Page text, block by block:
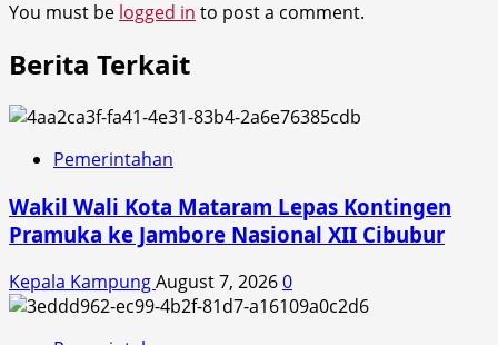
You must be logged in to post a comment.
Berita Terkait
Pemerintahan
Wakil Wali Kota Mataram Lepas Kontingen
Pramuka ke Jambore Nasional XII Cibubur
Kepala KampungAugust 7, 20260